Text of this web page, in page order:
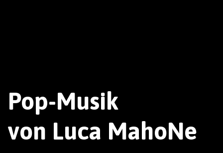
Pop-Musik
von Luca MahoNe